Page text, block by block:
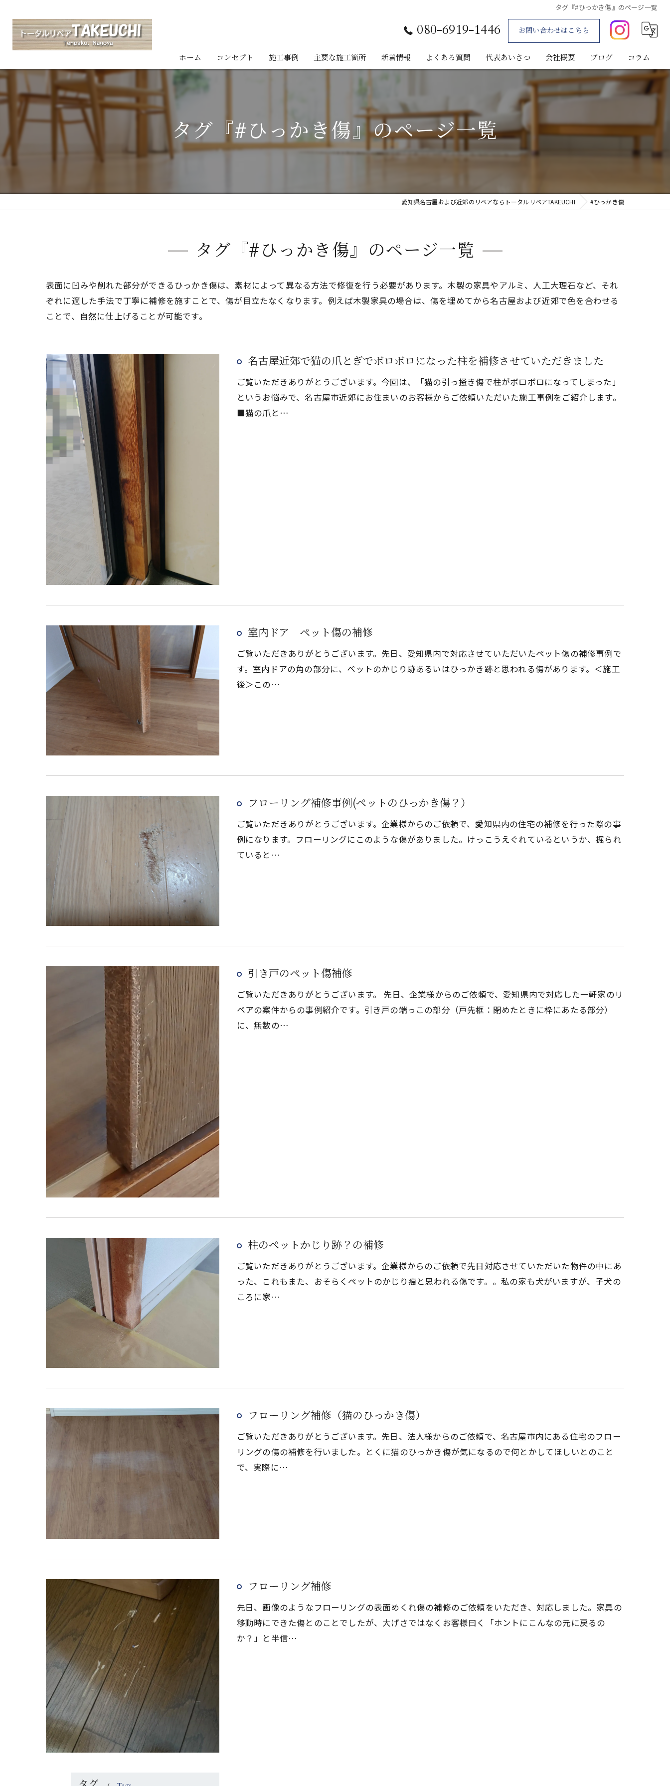
タグ『#ひっかき傷』のページ一覧
080-6919-1446 お問い合わせはこちら
ホーム コンセプト 施工事例 主要な施工箇所
巾木
新着情報 よくある質問 代表あいさつ 会社概要 ブログ コラム
タグ『#ひっかき傷』のページ一覧
愛知県名古屋および近郊のリペアならトータルリペアTAKEUCHI #ひっかき傷
タグ『#ひっかき傷』のページ一覧
表面に凹みや削れた部分ができるひっかき傷は、素材によって異なる方法で修復を行う必要があります。木製の家具やアルミ、人工大理石など、それ
ぞれに適した手法で丁寧に補修を施すことで、傷が目立たなくなります。例えば木製家具の場合は、傷を埋めてから名古屋および近郊で色を合わせる
ことで、自然に仕上げることが可能です。
名古屋近郊で猫の爪とぎでボロボロになった柱を補修させていただきました
ご覧いただきありがとうございます。今回は、「猫の引っ掻き傷で柱がボロボロになってしまった」
というお悩みで、名古屋市近郊にお住まいのお客様からご依頼いただいた施工事例をご紹介します。
■猫の爪と…
室内ドア ペット傷の補修
ご覧いただきありがとうございます。先日、愛知県内で対応させていただいたペット傷の補修事例で
す。室内ドアの角の部分に、ペットのかじり跡あるいはひっかき跡と思われる傷があります。＜施工
後＞この…
フローリング補修事例(ペットのひっかき傷？）
ご覧いただきありがとうございます。企業様からのご依頼で、愛知県内の住宅の補修を行った際の事
例になります。フローリングにこのような傷がありました。けっこうえぐれているというか、掘られ
ていると…
引き戸のペット傷補修
ご覧いただきありがとうございます。 先日、企業様からのご依頼で、愛知県内で対応した一軒家のリ
ペアの案件からの事例紹介です。引き戸の端っこの部分（戸先框：閉めたときに枠にあたる部分）
に、無数の…
柱のペットかじり跡？の補修
ご覧いただきありがとうございます。企業様からのご依頼で先日対応させていただいた物件の中にあ
った、これもまた、おそらくペットのかじり痕と思われる傷です。。私の家も犬がいますが、子犬の
ころに家…
フローリング補修（猫のひっかき傷）
ご覧いただきありがとうございます。先日、法人様からのご依頼で、名古屋市内にある住宅のフロー
リングの傷の補修を行いました。とくに猫のひっかき傷が気になるので何とかしてほしいとのこと
で、実際に…
フローリング補修
先日、画像のようなフローリングの表面めくれ傷の補修のご依頼をいただき、対応しました。家具の
移動時にできた傷とのことでしたが、大げさではなくお客様曰く「ホントにこんなの元に戻るの
か？」と半信…